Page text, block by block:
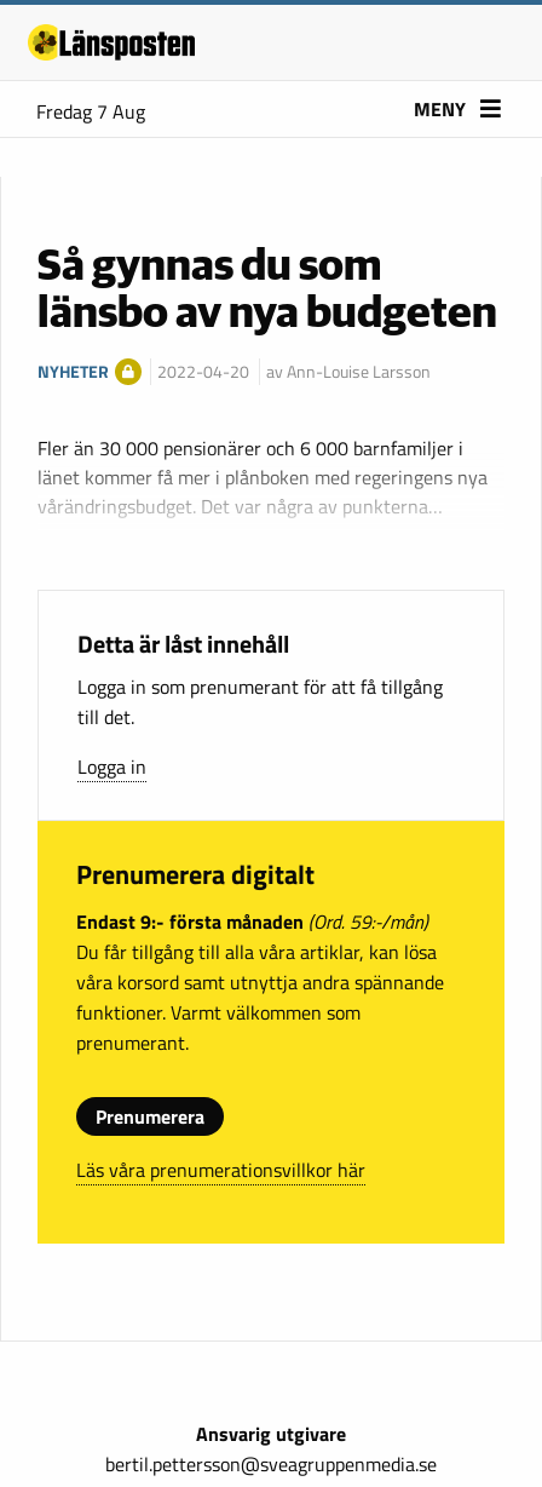
Fredag 7 Aug MENY
Så gynnas du som
länsbo av nya budgeten
NYHETER 2022-04-20 av Ann-Louise Larsson
Fler än 30 000 pensionärer och 6 000 barnfamiljer i
länet kommer få mer i plånboken med regeringens nya
vårändringsbudget. Det var några av punkterna…
Detta är låst innehåll
Logga in som prenumerant för att få tillgång
till det.
Logga in
Prenumerera digitalt
Endast 9:- första månaden (Ord. 59:-/mån)
Du får tillgång till alla våra artiklar, kan lösa
våra korsord samt utnyttja andra spännande
funktioner. Varmt välkommen som
prenumerant.
Prenumerera
Läs våra prenumerationsvillkor här
Ansvarig utgivare
bertil.pettersson@sveagruppenmedia.se